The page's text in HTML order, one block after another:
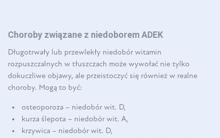
Choroby związane z niedoborem ADEK
Długotrwały lub przewlekły niedobór witamin
rozpuszczalnych w tłuszczach może wywołać nie tylko
dokuczliwe objawy, ale przeistoczyć się również w realne
choroby. Mogą to być:
osteoporoza – niedobór wit. D,
kurza ślepota – niedobór wit. A,
krzywica – niedobór wit. D,